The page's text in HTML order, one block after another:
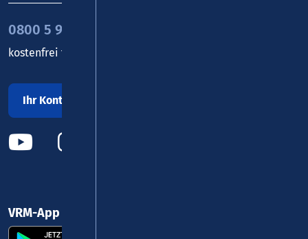
0800 5 986 986
kostenfrei täglich 8 - 20 Uhr
Ihr Kontakt zu uns
VRM-App nutzen und durchstarten